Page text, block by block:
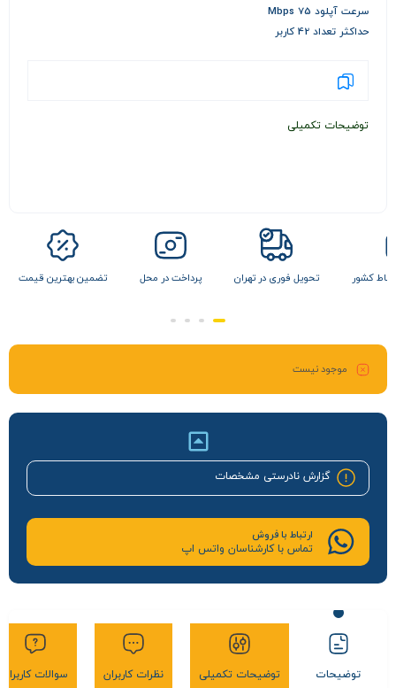
سرعت آپلود 75 Mbps
حداکثر تعداد 42 کاربر
توضیحات تکمیلی
نقاط کشور تحویل فوری در تهران پرداخت در محل تضمین بهترین قیمت
موجود نیست
گزارش نادرستی مشخصات
ارتباط با فروش
تماس با کارشناسان واتس اپ
توضیحات توضیحات تکمیلی نظرات کاربران سوالات کاربران